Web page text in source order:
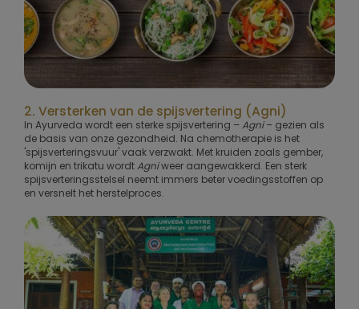
2. Versterken van de spijsvertering (Agni)
In Ayurveda wordt een sterke spijsvertering – Agni– gezien als
de basis van onze gezondheid. Na chemotherapie is het
'spijsverteringsvuur' vaak verzwakt. Met kruiden zoals gember,
komijn en trikatu wordtAgniweer aangewakkerd. Een sterk
spijsverteringsstelsel neemt immers beter voedingsstoffen op
en versnelt het herstelproces.